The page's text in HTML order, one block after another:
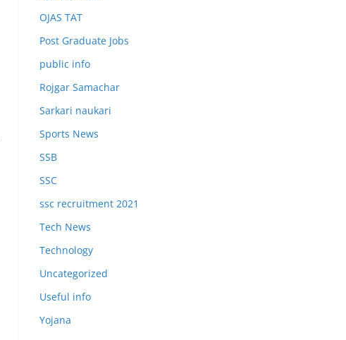
OJAS TAT
Post Graduate Jobs
public info
Rojgar Samachar
Sarkari naukari
Sports News
SSB
SSC
ssc recruitment 2021
Tech News
Technology
Uncategorized
Useful info
Yojana